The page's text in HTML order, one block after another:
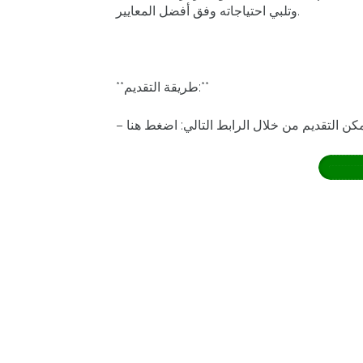
وتلبي احتياجاته وفق أفضل المعايير.
**طريقة التقديم:**